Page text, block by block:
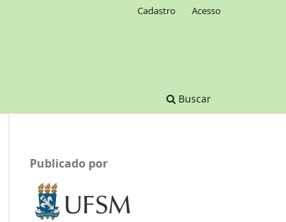
Buscar
Cadastro Acesso
Publicado por